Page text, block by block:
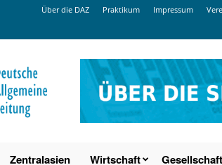
Über die DAZ Praktikum Impressum
Zentralasien Wirtschaft Gesellschaft